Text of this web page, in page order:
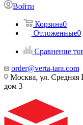
Войти
Корзина0
Отложенные0
Сравнение
order@verta-tara.com
Москва, ул. Средняя
дом 3